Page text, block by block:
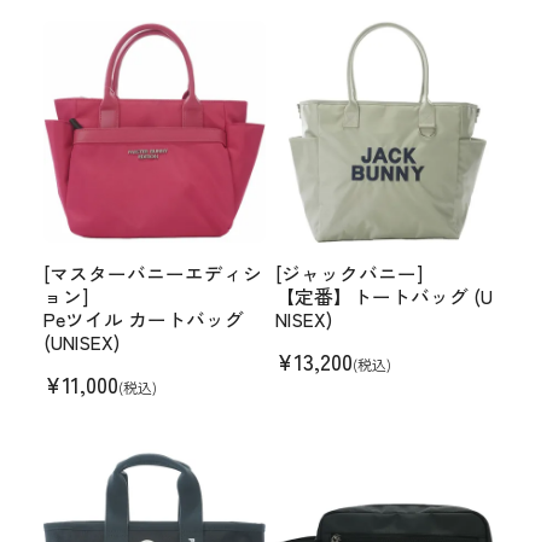
[マスターバニーエディシ
ョン]
Peツイル カートバッグ
(UNISEX)
¥11,000(税込)
[ジャックバニー]
【定番】トートバッグ (U
NISEX)
¥13,200(税込)